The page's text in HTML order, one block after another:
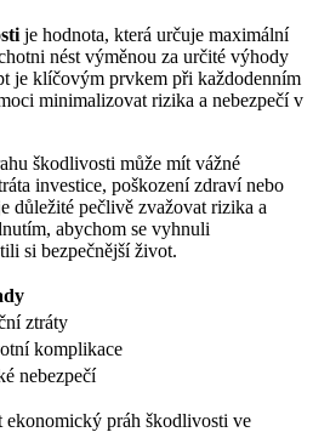
je hodnota, která určuje maximální
nést výměnou za určité výhody
je klíčovým prvkem při každodenním
minimalizovat rizika a nebezpečí v
škodlivosti může mít vážné
investice, poškození zdraví nebo
důležité pečlivě zvažovat rizika a
abychom se vyhnuli
si bezpečnější život.
ztráty
komplikace
nebezpečí